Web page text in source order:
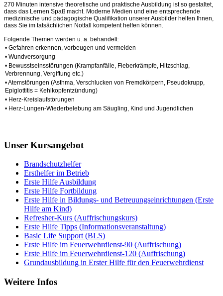
270 Minuten intensive theoretische und praktische Ausbildung ist so gestaltet,
dass das Lernen Spaß macht. Moderne Medien und eine entsprechende
medizinische und pädagogische Qualifikation unserer Ausbilder helfen Ihnen,
dass Sie im tatsächlichen Notfall kompetent helfen können.
Folgende Themen werden u. a. behandelt:
• Gefahren erkennen, vorbeugen und vermeiden
• Wundversorgung
• Bewusstseinsstörungen (Krampfanfälle, Fieberkrämpfe, Hitzschlag,
Verbrennung, Vergiftung etc.)
• Atemstörungen (Asthma, Verschlucken von Fremdkörpern, Pseudokrupp,
Epiglottitis = Kehlkopfentzündung)
• Herz-Kreislaufstörungen
• Herz-Lungen-Wiederbelebung am Säugling, Kind und Jugendlichen
Unser Kursangebot
Brandschutzhelfer
Ersthelfer im Betrieb
Erste Hilfe Ausbildung
Erste Hilfe Fortbildung
Erste Hilfe in Bildungs- und Betreuungseinrichtungen (Erste
Hilfe am Kind)
Refresher-Kurs (Auffrischungskurs)
Erste Hilfe Tipps (Informationsveranstaltung)
Basic Life Support (BLS)
Erste Hilfe im Feuerwehrdienst-90 (Auffrischung)
Erste Hilfe im Feuerwehrdienst-120 (Auffrischung)
Grundausbildung in Erster Hilfe für den Feuerwehrdienst
Weitere Infos